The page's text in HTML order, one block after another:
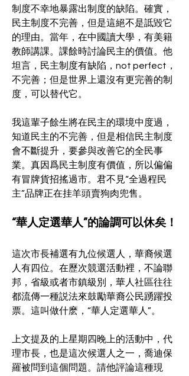
制度不幸地暴露出制度的缺陷。確實，
民主制度不完善，但是這絕不是詆毀它
的理由。當年，在中國讀大學，有美籍
教師講課。課餘時討論民主的價值。他
坦言，民主制度有缺陷，not perfect，
不完善；但是世界上還沒有更完善的制
度，可以替代它。
我這輩子餘生將在民主的環境中度過，
知道民主的不完善，但是相信民主制度
會不斷提升，要參與改善它的全民事
業。真因爲民主制度有價值，所以偏偏
有冒牌貨招搖過市。君不見“全過程民
主”品牌正在挂羊頭賣狗肉兜售。
“華人定選華人”的論調可以休矣！
這次市長補選有九位候選人，華裔候選
人有四位。在歷次競選活動裡，不論聯
邦，省級或者市鎮級別，華人社區往往
都流傳一種説法來鼓勵華裔公民踴躍投
票。這叫做什麽，“華人定選華人”。
上文提及的上星期四晚上的活動中，代
理市長，也是這次候選人之一，喬迪保
羅被問到這個問題。請他評論這種現